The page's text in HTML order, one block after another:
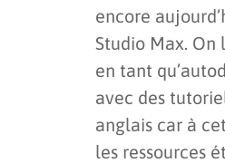
encore
Studio Max. On
en tant
avec des
anglais car à
les ressources